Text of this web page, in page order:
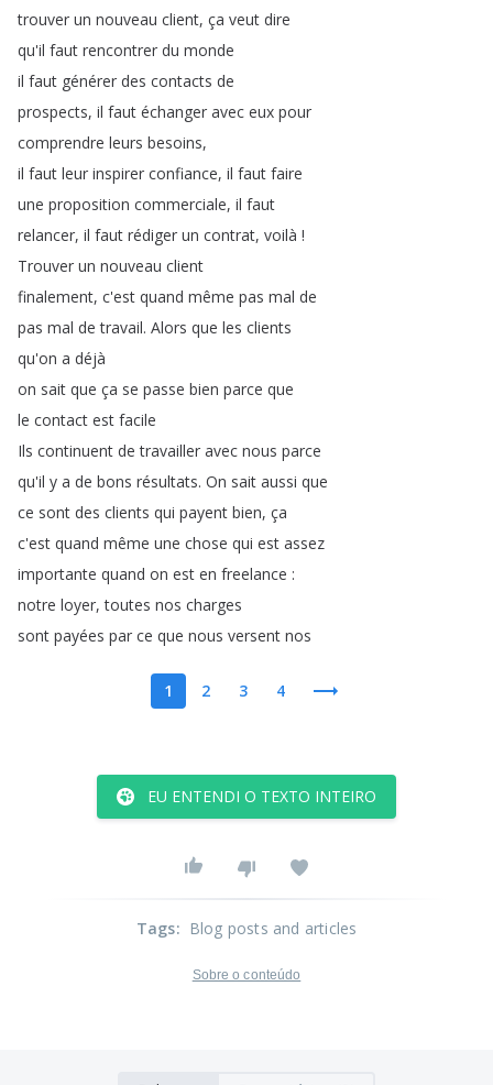
trouver un nouveau client, ça veut dire
qu'il faut rencontrer du monde
il faut générer des contacts de
prospects, il faut échanger avec eux pour
comprendre leurs besoins,
il faut leur inspirer confiance, il faut faire
une proposition commerciale, il faut
relancer, il faut rédiger un contrat, voilà !
Trouver un nouveau client
finalement, c'est quand même pas mal de
pas mal de travail. Alors que les clients
qu'on a déjà
on sait que ça se passe bien parce que
le contact est facile
Ils continuent de travailler avec nous parce
qu'il y a de bons résultats. On sait aussi que
ce sont des clients qui payent bien, ça
c'est quand même une chose qui est assez
importante quand on est en freelance :
notre loyer,toutes nos charges
sont payées par ce que nous versent nos
1 2 3 4
EU ENTENDI O TEXTO INTEIRO
Tags: Blog posts and articles
Sobre o conteúdo